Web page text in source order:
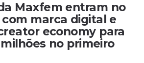
Maxfem entram no
marca digital e
economy para
no primeiro